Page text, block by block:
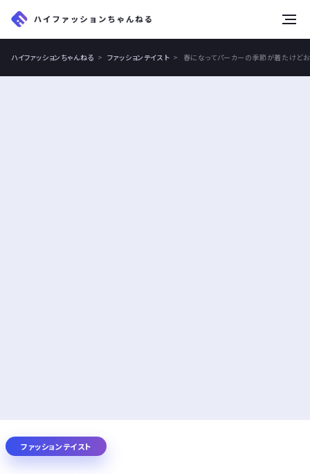
ハイファッションちゃんねる ファッションテイスト 春になってパーカーの季節が着たけど
ファッションテイスト